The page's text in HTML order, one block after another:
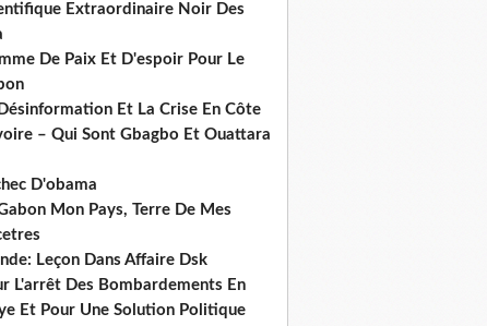
Extraordinaire Noir Des
De Paix Et D'espoir Pour Le
Et La Crise En Côte
– Qui Sont Gbagbo Et Ouattara
D'obama
Mon Pays, Terre De Mes
Leçon Dans Affaire Dsk
L'arrêt Des Bombardements En
Et Pour Une Solution Politique